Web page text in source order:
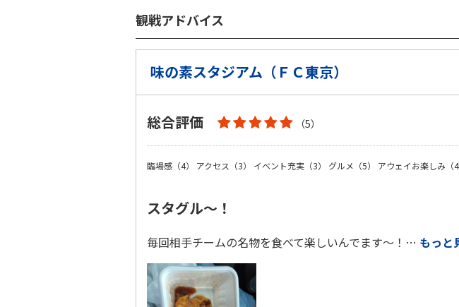
観戦アドバイス
味の素スタジアム（ＦＣ東京）
総合評価 （5）
臨場感（4） アクセス（3） イベント充実（3） グルメ（5） アウェイお楽しみ（4
スタグル〜！
毎回相手チームの名物を食べて楽しいんでます〜！… もっと